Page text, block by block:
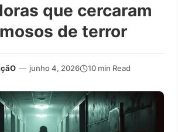
que cercaram
de terror
— junho 4, 2026 10 min Read